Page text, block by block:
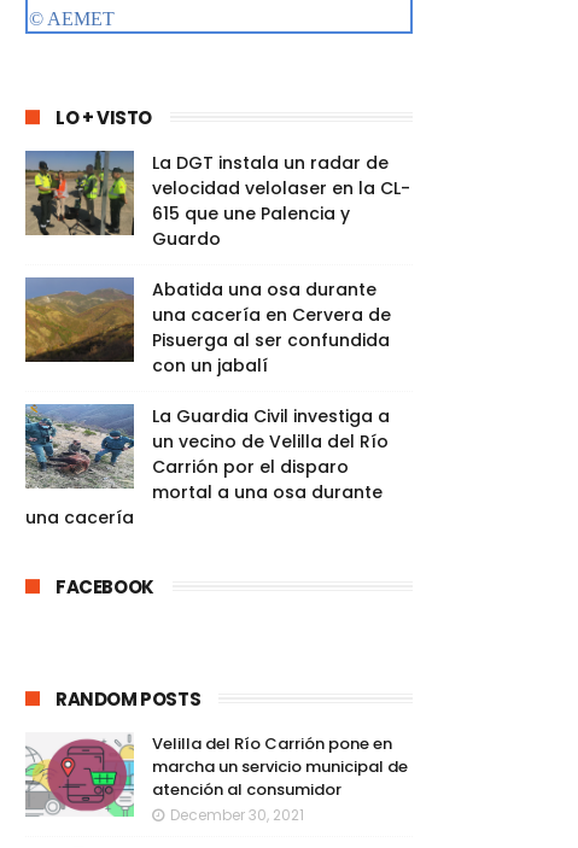
LO + VISTO
La DGT instala un radar de
velocidad velolaser en la CL-
615 que une Palencia y
Guardo
Abatida una osa durante
una cacería en Cervera de
Pisuerga al ser confundida
con un jabalí
La Guardia Civil investiga a
un vecino de Velilla del Río
Carrión por el disparo
mortal a una osa durante
una cacería
FACEBOOK
RANDOM POSTS
Velilla del Río Carrión pone en
marcha un servicio municipal de
atención al consumidor
December 30, 2021